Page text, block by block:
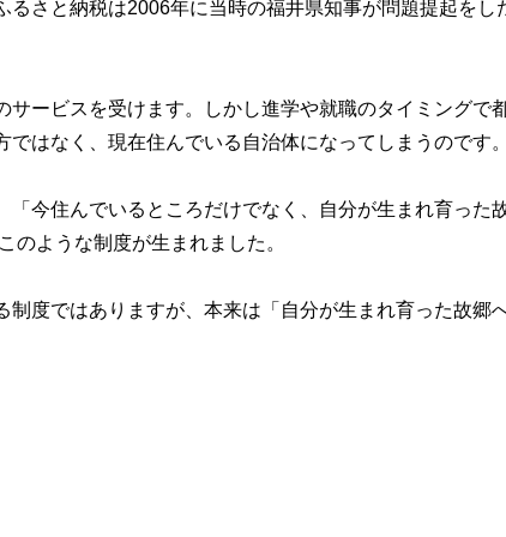
さと納税は2006年に当時の福井県知事が問題提起をし
ービスを受けます。しかし進学や就職のタイミングで
はなく、現在住んでいる自治体になってしまうのです。
今住んでいるところだけでなく、自分が生まれ育った
のような制度が生まれました。
度ではありますが、本来は「自分が生まれ育った故郷